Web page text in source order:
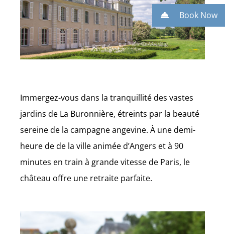
Immergez-vous dans la tranquillité des vastes
jardins de La Buronnière, étreints par la beauté
sereine de la campagne angevine. À une demi-
heure de de la ville animée d’Angers et à 90
minutes en train à grande vitesse de Paris, le
château offre une retraite parfaite.
Book Now